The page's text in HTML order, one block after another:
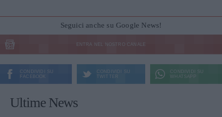
Seguici anche su Google News!
ENTRA NEL NOSTRO CANALE
CONDIVIDI SU
FACEBOOK
CONDIVIDI SU
TWITTER
CONDIVIDI SU
WHATSAPP
Ultime News